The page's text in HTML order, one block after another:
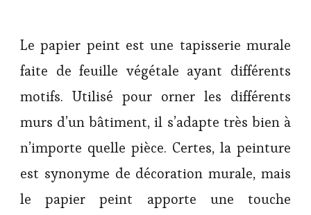
Le papier peint est une tapisserie murale
faite de feuille végétale ayant différents
motifs. Utilisé pour orner les différents
murs d’un bâtiment, il s’adapte très bien à
n’importe quelle pièce. Certes, la peinture
est synonyme de décoration murale, mais
le papier peint apporte une touche